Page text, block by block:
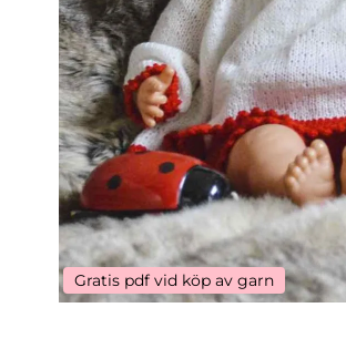
Gratis pdf vid köp av garn